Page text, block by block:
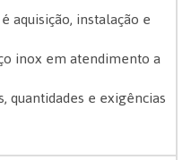
aquisição, instalação e
inox em atendimento a
quantidades e exigências